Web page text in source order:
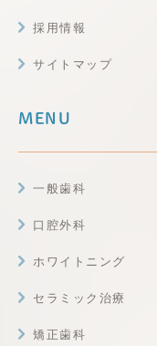
採用情報
サイトマップ
MENU
一般歯科
口腔外科
ホワイトニング
セラミック治療
矯正歯科